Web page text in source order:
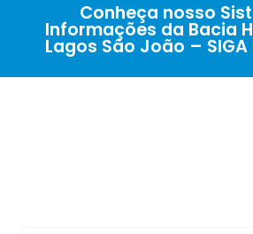
Conheça nosso
Informações da Bacia
Lagos São João – SIGA